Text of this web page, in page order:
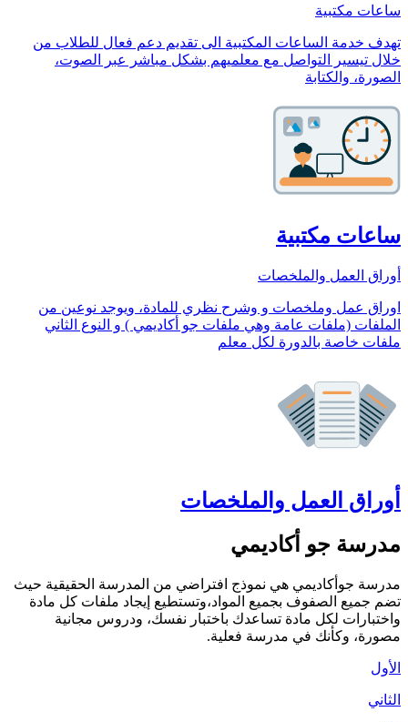
ساعات مكتبية
تهدف خدمة الساعات المكتبية الى تقديم دعم فعال للطلاب من
خلال تيسير التواصل مع معلميهم بشكل مباشر عبر الصوت،
الصورة، والكتابة
ساعات مكتبية
أوراق العمل والملخصات
اوراق عمل وملخصات و وشرح نظري للمادة، ويوجد نوعين من
الملفات (ملفات عامة وهي ملفات جو أكاديمي ) و النوع الثاني
ملفات خاصة بالدورة لكل معلم
أوراق العمل والملخصات
مدرسة جو أكاديمي
مدرسة جوأكاديمي هي نموذج افتراضي من المدرسة الحقيقية حيث
تضم جميع الصفوف بجميع المواد،وتستطيع إيجاد ملفات كل مادة
واختبارات لكل مادة تساعدك باختبار نفسك، ودروس مجانية
مصورة، وكأنك في مدرسة فعلية.
الأول
الثاني